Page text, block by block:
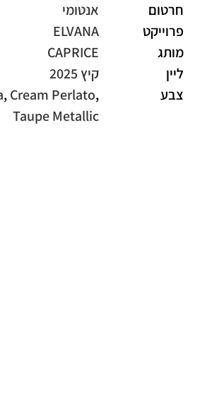
חרטום
אנטומי
פרוייקט
ELVANA
מותג
CAPRICE
ליין
קיץ 2025
צבע
,Cream Perlato,
Taupe Metallic